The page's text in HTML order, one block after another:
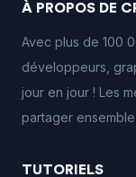
À PROPOS DE
Avec plus de 100
développeurs,
jour en jour ! Les
partager
TUTORIELS